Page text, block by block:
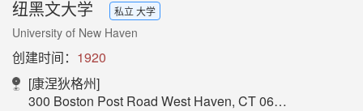
纽黑文大学 私立 大学
University of New Haven
创建时间： 1920
[康涅狄格州]
300 Boston Post Road West Haven, CT 06516